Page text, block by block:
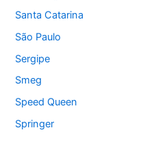
Santa Catarina
São Paulo
Sergipe
Smeg
Speed Queen
Springer